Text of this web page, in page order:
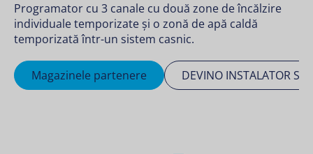
Programator cu 3 canale cu două zone de încălzire
individuale temporizate și o zonă de apă caldă
temporizată într-un sistem casnic.
Magazinele partenere DEVINO INSTALATOR